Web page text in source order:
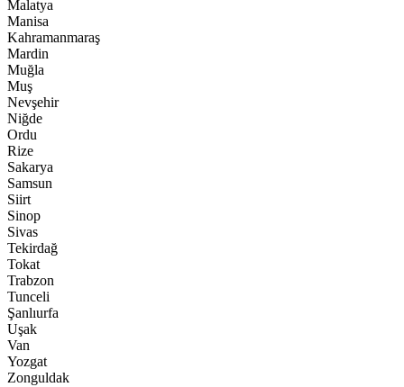
Malatya
Manisa
Kahramanmaraş
Mardin
Muğla
Muş
Nevşehir
Niğde
Ordu
Rize
Sakarya
Samsun
Siirt
Sinop
Sivas
Tekirdağ
Tokat
Trabzon
Tunceli
Şanlıurfa
Uşak
Van
Yozgat
Zonguldak